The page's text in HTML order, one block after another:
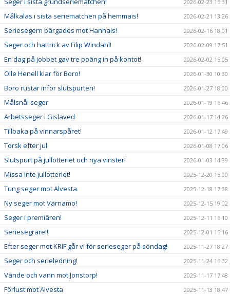
2026-02-23 15:31
Målkalas i sista seriematchen på hemmais! 2026-02-21 13:26
Seriesegern bärgades mot Hanhals! 2026-02-16 18:01
Seger och hattrick av Filip Windahl! 2026-02-09 17:51
En dag på jobbet gav tre poäng in på kontot! 2026-02-02 15:05
Olle Henell klar för Boro! 2026-01-30 10:30
Boro rustar inför slutspurten! 2026-01-27 18:00
Målsnål seger 2026-01-19 16:46
Arbetsseger i Gislaved 2026-01-17 14:26
Tillbaka på vinnarspåret! 2026-01-12 17:49
Torsk efter jul 2026-01-08 17:06
Slutspurt på jullotteriet och nya vinster! 2026-01-03 14:39
Missa inte jullotteriet! 2025-12-20 15:00
Tung seger mot Alvesta 2025-12-18 17:38
Ny seger mot Värnamo! 2025-12-15 19:02
Seger i premiären! 2025-12-11 16:10
Seriesegrare!! 2025-12-01 15:16
Efter seger mot KRIF går vi för serieseger på söndag! 2025-11-27 18:27
Seger och serieledning! 2025-11-24 16:32
Vände och vann mot Jonstorp! 2025-11-17 17:48
Förlust mot Alvesta 2025-11-13 18:47